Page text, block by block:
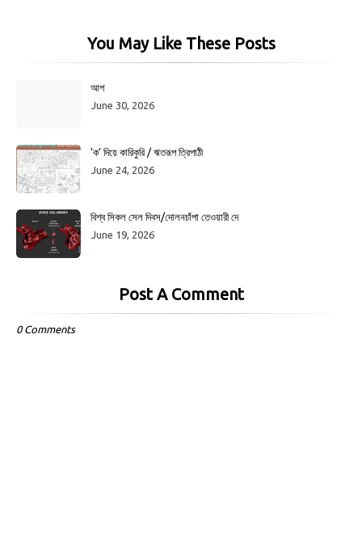
You May Like These Posts
আপ
June 30, 2026
'ক' দিয়ে কারিকুরি / ঋতরূপ ত্রিপাঠী
June 24, 2026
বিশ্ব সিকল সেল দিবস/দোলনচাঁপা তেওয়ারী দে
June 19, 2026
Post A Comment
0 Comments